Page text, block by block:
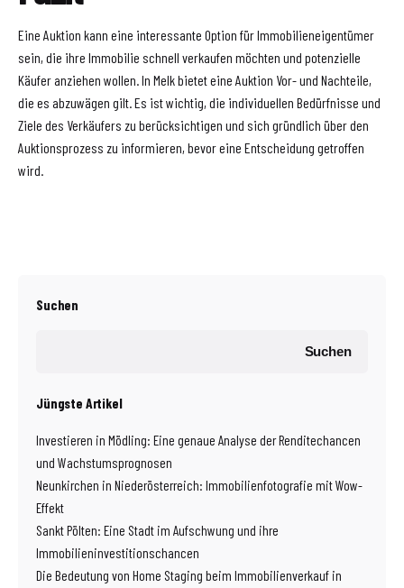
Eine Auktion kann eine interessante Option für Immobilieneigentümer
sein, die ihre Immobilie schnell verkaufen möchten und potenzielle
Käufer anziehen wollen. In Melk bietet eine Auktion Vor- und Nachteile,
die es abzuwägen gilt. Es ist wichtig, die individuellen Bedürfnisse und
Ziele des Verkäufers zu berücksichtigen und sich gründlich über den
Auktionsprozess zu informieren, bevor eine Entscheidung getroffen
wird.
Suchen
Suchen
Jüngste Artikel
Investieren in Mödling: Eine genaue Analyse der Renditechancen
und Wachstumsprognosen
Neunkirchen in Niederösterreich: Immobilienfotografie mit Wow-
Effekt
Sankt Pölten: Eine Stadt im Aufschwung und ihre
Immobilieninvestitionschancen
Die Bedeutung von Home Staging beim Immobilienverkauf in